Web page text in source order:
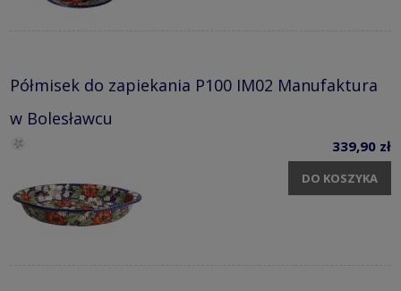
Półmisek do zapiekania P100 IM02 Manufaktura
w Bolesławcu
339,90 zł
DO KOSZYKA